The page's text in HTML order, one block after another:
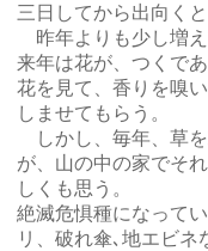
三日してから出向くと
昨年よりも少し増え
来年は花が、つくで
花を見て、香りを嗅
しませてもらう。
しかし、毎年、草
が、山の中の家でそ
しくも思う。
絶滅危惧種になって
リ、破れ傘､地エビネ